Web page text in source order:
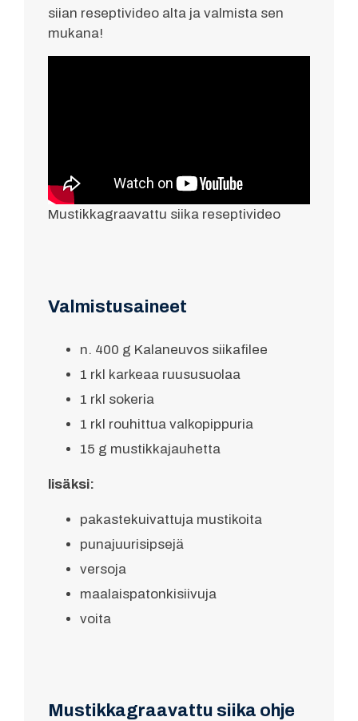
siian reseptivideo alta ja valmista sen
mukana!
Mustikkagraavattu siika reseptivideo
Valmistusaineet
n. 400 g Kalaneuvos siikafilee
1 rkl karkeaa ruususuolaa
1 rkl sokeria
1 rkl rouhittua valkopippuria
15 g mustikkajauhetta
lisäksi:
pakastekuivattuja mustikoita
punajuurisipsejä
versoja
maalaispatonkisiivuja
voita
Mustikkagraavattu siika ohje